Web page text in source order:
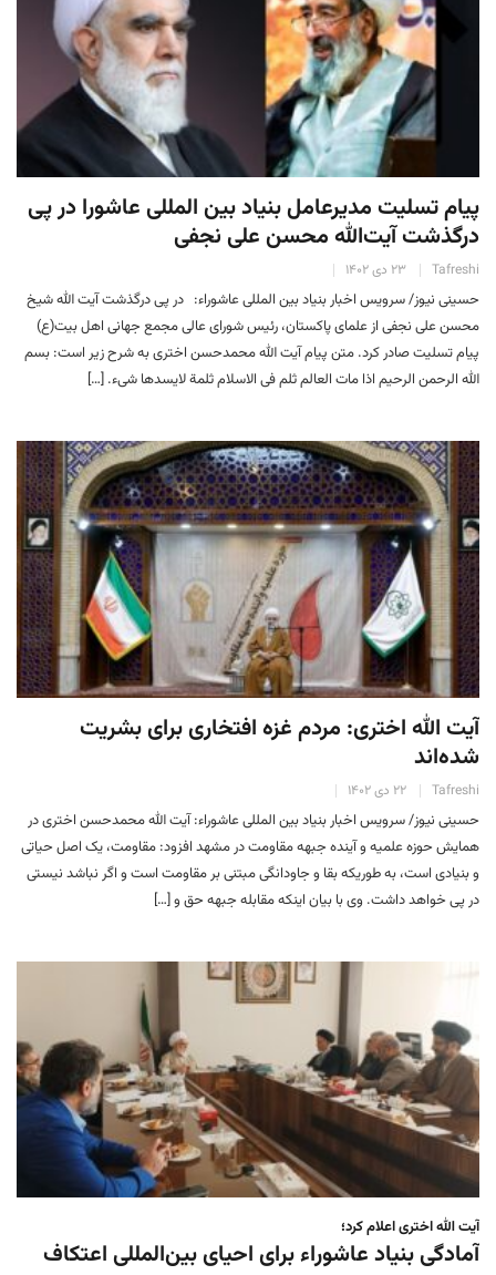
پیام تسلیت مدیرعامل بنیاد بین المللی عاشورا در پی
درگذشت آیت‌الله محسن علی نجفی
Tafreshi ۲۳ دی ۱۴۰۲
حسینی نیوز/ سرویس اخبار بنیاد بین المللی عاشوراء: در پی درگذشت آیت الله شیخ
محسن علی نجفی از علمای پاکستان، رئیس شورای عالی مجمع جهانی اهل بیت(ع)
پیام تسلیت صادر کرد. متن پیام آیت الله محمدحسن اختری به شرح زیر است: بسم
الله الرحمن الرحیم اذا مات العالم ثلم فی الاسلام ثلمة لایسدها شیء. […]
آیت الله اختری: مردم غزه افتخاری برای بشریت
شده‌اند
Tafreshi ۲۲ دی ۱۴۰۲
حسینی نیوز/ سرویس اخبار بنیاد بین المللی عاشوراء: آیت الله محمدحسن اختری در
همایش حوزه علمیه و آینده جبهه مقاومت در مشهد افزود: مقاومت، یک اصل حیاتی
و بنیادی است، به طوریکه بقا و جاودانگی مبتنی بر مقاومت است و اگر نباشد نیستی
در پی خواهد داشت. وی با بیان اینکه مقابله جبهه حق و […]
آیت الله اختری اعلام کرد؛
آمادگی بنیاد عاشوراء برای احیای بین‌المللی اعتکاف